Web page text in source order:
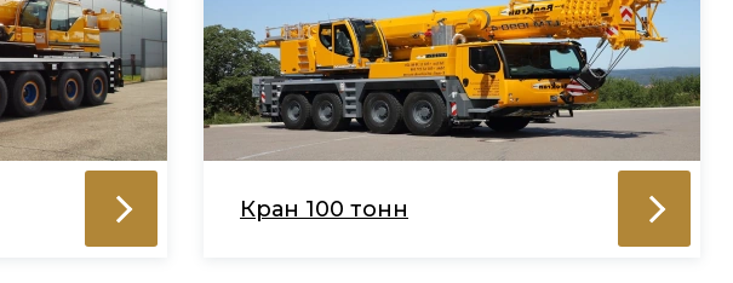
Кран 100 тонн